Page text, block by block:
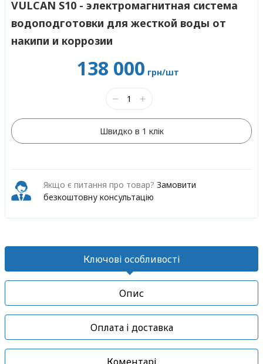
VULCAN S10 - электромагнитная система
водоподготовки для жесткой воды от
накипи и коррозии
138 000 грн/шт
Швидко в 1 клік
Якщо є питання про товар? Замовити
безкоштовну консультацію
Ключові особливості
Опис
Оплата і доставка
Коментарі